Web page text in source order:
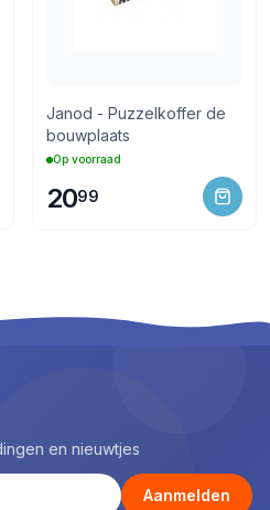
Janod - Puzzelkoffer de
bouwplaats
Op voorraad
2099
en nieuwtjes
Aanmelden